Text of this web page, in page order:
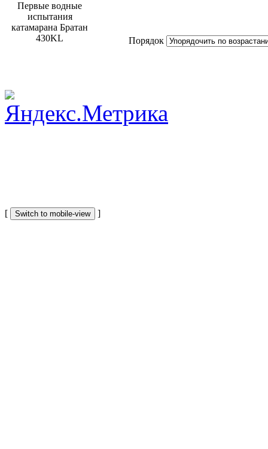
Первые водные
испытания
катамарана Братан
430KL
Порядок
[ Switch to mobile-view ]